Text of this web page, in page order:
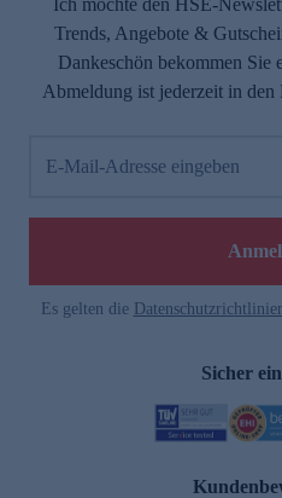
Ich möchte den HSE-
Trends, Angebote &
Dankeschön bekommen Sie
Abmeldung ist jederzeit in
E-Mail-Adresse eingeben
Es gelten die
Sicher